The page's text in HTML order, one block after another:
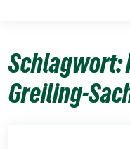
Schlagwort:
Greiling-